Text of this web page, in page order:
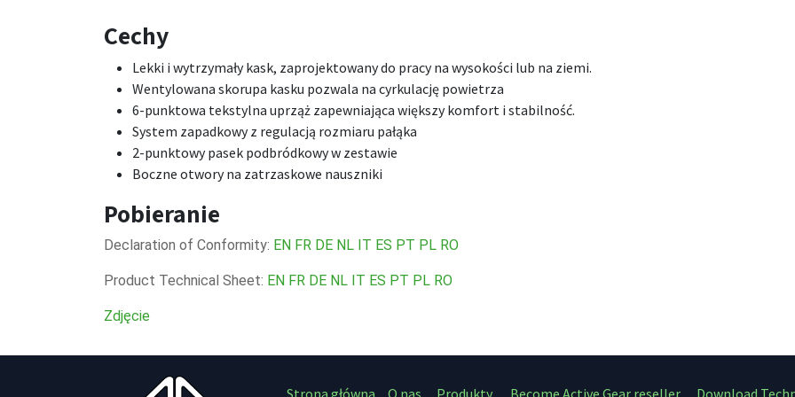
Cechy
Lekki i wytrzymały kask, zaprojektowany do pracy na wysokości lub na ziemi.
Wentylowana skorupa kasku pozwala na cyrkulację powietrza
6-punktowa tekstylna uprząż zapewniająca większy komfort i stabilność.
System zapadkowy z regulacją rozmiaru pałąka
2-punktowy pasek podbródkowy w zestawie
Boczne otwory na zatrzaskowe nauszniki
Pobieranie
Declaration of Conformity: EN FR DE NL IT ES PT PL RO
Product Technical Sheet: EN FR DE NL IT ES PT PL RO
Zdjęcie